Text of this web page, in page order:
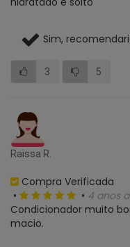
Sim,
3 5
Raissa R.
Compra Verificada
•
• 4 anos
Condicionador muito
macio.